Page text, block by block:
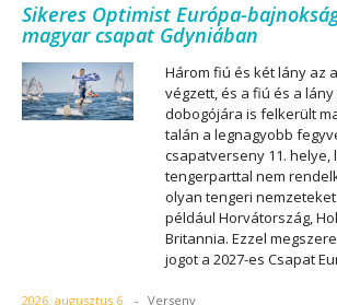
Sikeres Optimist Európa-
magyar csapat Gdyniában
Három fiú és két lány az
végzett, és a fiú és a
dobogójára is felkerült
talán a legnagyobb
csapatverseny 11. helye,
tengerparttal nem
olyan tengeri
például Horvátország,
Britannia. Ezzel
jogot a 2027-es Csapat
2026. augusztus 6. - Verseny